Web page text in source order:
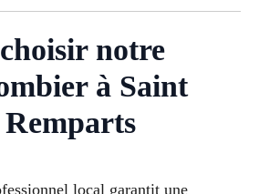
notre
à Saint
local garantit une